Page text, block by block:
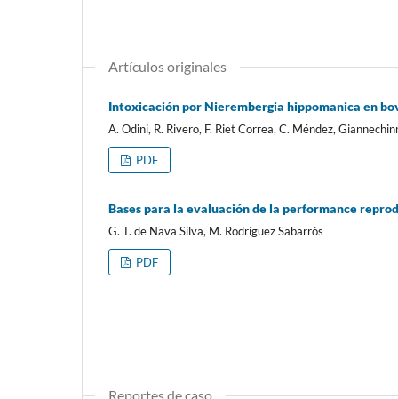
Artículos originales
Intoxicación por Nierembergia hippomanica en
A. Odini, R. Rivero, F. Riet Correa, C. Méndez,
PDF
Bases para la evaluación de la performance
G. T. de Nava Silva, M. Rodríguez Sabarrós
PDF
Reportes de caso